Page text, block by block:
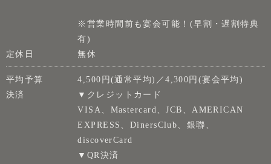
※営業時間前も宴会可能！(早割・遅割特典
有)
定休日
無休
平均予算
4,500円(通常平均)／4,300円(宴会平均)
決済
▼クレジットカード
VISA、Mastercard、JCB、AMERICAN
EXPRESS、DinersClub、銀聯、
discoverCard
▼QR決済